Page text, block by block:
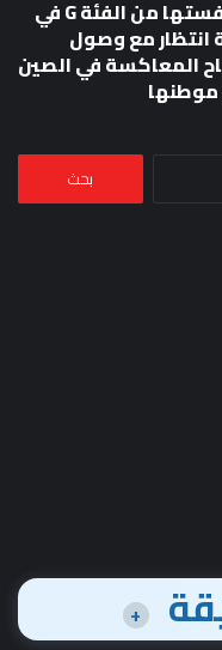
منافستها من الفئة G في
انتظار مع وصول
المعاكسة في الصين
موطنها
البحث
+